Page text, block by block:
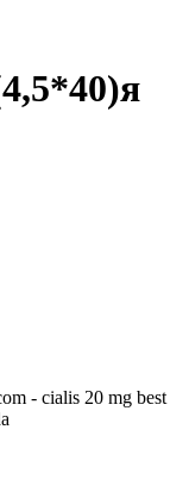
- cialis 20 mg best